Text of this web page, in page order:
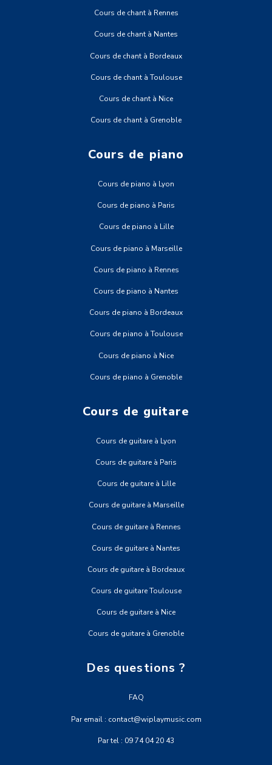
Cours de chant à Rennes
Cours de chant à Nantes
Cours de chant à Bordeaux
Cours de chant à Toulouse
Cours de chant à Nice
Cours de chant à Grenoble
Cours de piano
Cours de piano à Lyon
Cours de piano à Paris
Cours de piano à Lille
Cours de piano à Marseille
Cours de piano à Rennes
Cours de piano à Nantes
Cours de piano à Bordeaux
Cours de piano à Toulouse
Cours de piano à Nice
Cours de piano à Grenoble
Cours de guitare
Cours de guitare à Lyon
Cours de guitare à Paris
Cours de guitare à Lille
Cours de guitare à Marseille
Cours de guitare à Rennes
Cours de guitare à Nantes
Cours de guitare à Bordeaux
Cours de guitare Toulouse
Cours de guitare à Nice
Cours de guitare à Grenoble
Des questions ?
FAQ
Par email : contact@wiplaymusic.com
Par tel : 09 74 04 20 43